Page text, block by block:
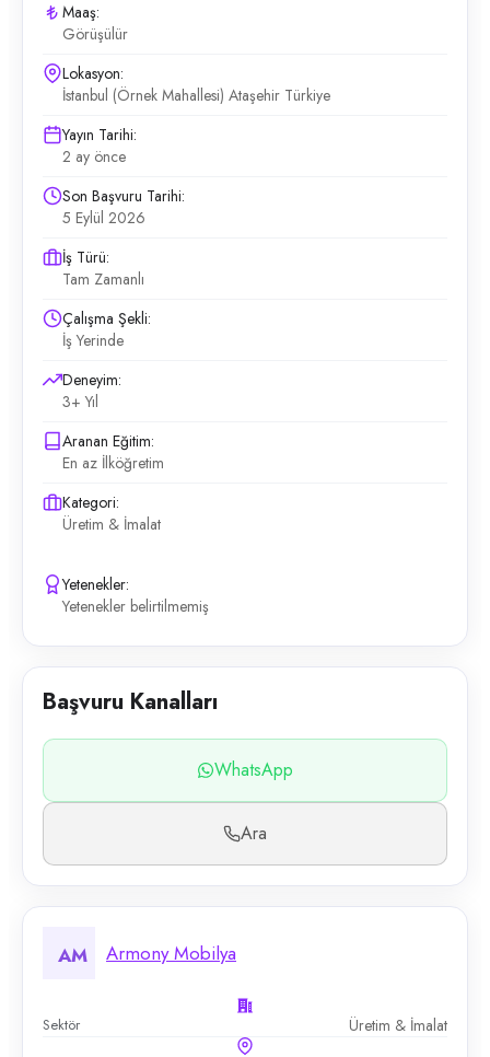
Maaş:
Görüşülür
Lokasyon:
İstanbul (Örnek Mahallesi) Ataşehir Türkiye
Yayın Tarihi:
2 ay önce
Son Başvuru Tarihi:
5 Eylül 2026
İş Türü:
Tam Zamanlı
Çalışma Şekli:
İş Yerinde
Deneyim:
3+ Yıl
Aranan Eğitim:
En az İlköğretim
Kategori:
Üretim & İmalat
Yetenekler:
Yetenekler belirtilmemiş
Başvuru Kanalları
WhatsApp
Ara
AM Armony Mobilya
Sektör Üretim & İmalat